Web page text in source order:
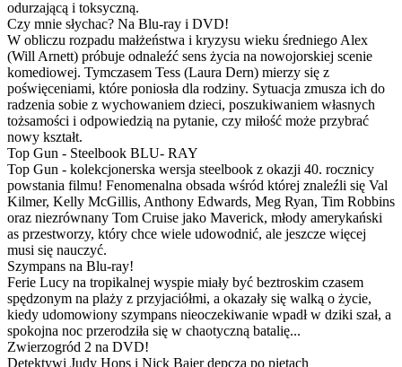
odurzającą i toksyczną.
Czy mnie słychac? Na Blu-ray i DVD!
W obliczu rozpadu małżeństwa i kryzysu wieku średniego Alex
(Will Arnett) próbuje odnaleźć sens życia na nowojorskiej scenie
komediowej. Tymczasem Tess (Laura Dern) mierzy się z
poświęceniami, które poniosła dla rodziny. Sytuacja zmusza ich do
radzenia sobie z wychowaniem dzieci, poszukiwaniem własnych
tożsamości i odpowiedzią na pytanie, czy miłość może przybrać
nowy kształt.
Top Gun - Steelbook BLU- RAY
Top Gun - kolekcjonerska wersja steelbook z okazji 40. rocznicy
powstania filmu! Fenomenalna obsada wśród której znaleźli się Val
Kilmer, Kelly McGillis, Anthony Edwards, Meg Ryan, Tim Robbins
oraz niezrównany Tom Cruise jako Maverick, młody amerykański
as przestworzy, który chce wiele udowodnić, ale jeszcze więcej
musi się nauczyć.
Szympans na Blu-ray!
Ferie Lucy na tropikalnej wyspie miały być beztroskim czasem
spędzonym na plaży z przyjaciółmi, a okazały się walką o życie,
kiedy udomowiony szympans nieoczekiwanie wpadł w dziki szał, a
spokojna noc przerodziła się w chaotyczną batalię...
Zwierzogród 2 na DVD!
Detektywi Judy Hops i Nick Bajer depczą po piętach